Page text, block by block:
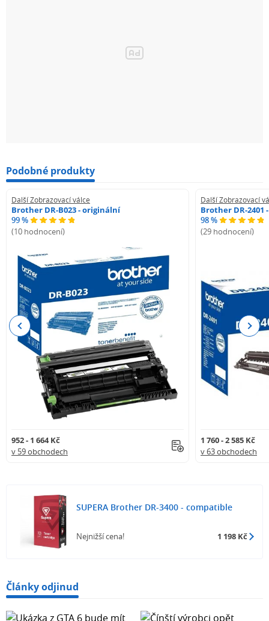
Podobné produkty
Další Zobrazovací válce
Brother DR-B023 - originální
99 %
(10 hodnocení)
952 - 1 664 Kč
v 59 obchodech
Další Zobrazovací
Brother DR-2401
98 %
(29 hodnocení)
1 760 - 2 585 Kč
v 63 obchodech
Previous Next
SUPERA Brother DR-3400 - compatible
Nejnižší cena! 1 198 Kč
Články odjinud